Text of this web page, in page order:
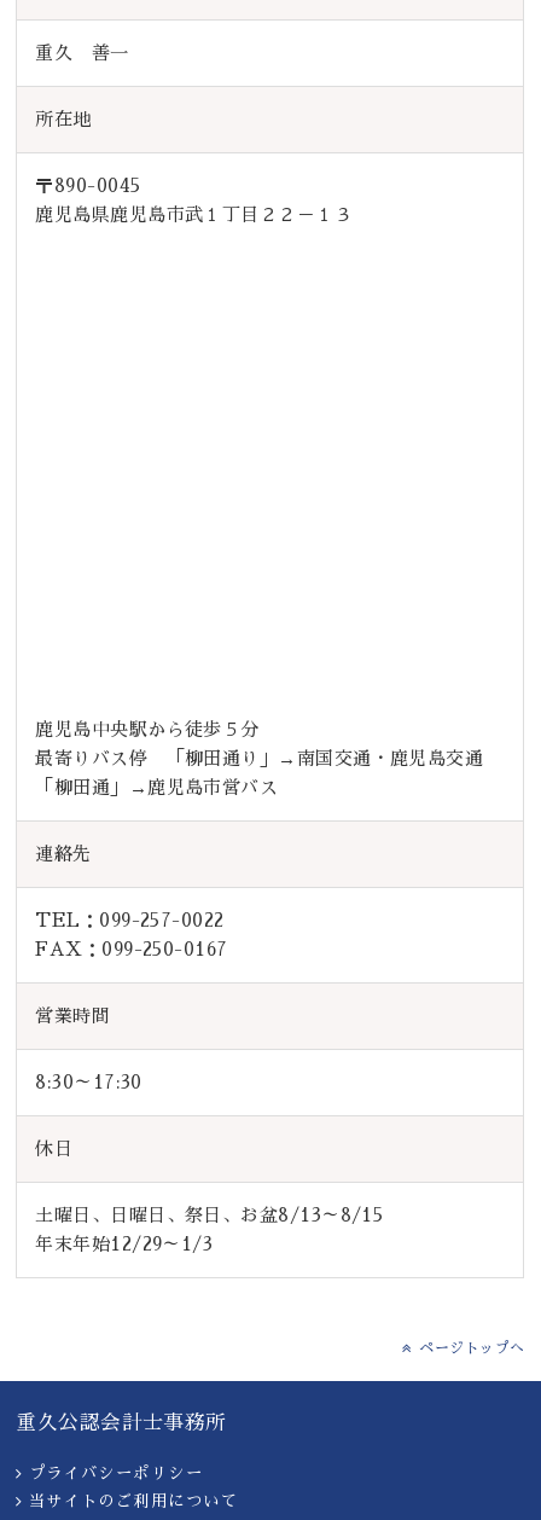
重久 善一
所在地
〒890-0045
鹿児島県鹿児島市武１丁目２２－１３
鹿児島中央駅から徒歩５分
最寄りバス停 「柳田通り」→南国交通・鹿児島交通
「柳田通」→鹿児島市営バス
連絡先
TEL：099-257-0022
FAX：099-250-0167
営業時間
8:30～17:30
休日
土曜日、日曜日、祭日、お盆8/13～8/15
年末年始12/29～1/3
ページトップへ
重久公認会計士事務所
プライバシーポリシー
当サイトのご利用について